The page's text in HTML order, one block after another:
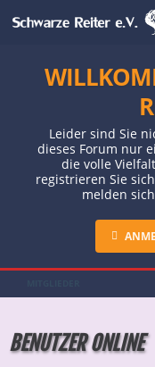
Leider sind Sie
dieses Forum nur
die volle
registrieren Sie
melden
BENUTZER ONLINE